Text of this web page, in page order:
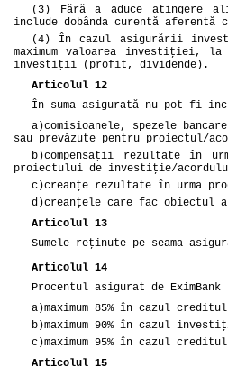
(3) Fără a aduce atingere
include dobânda curentă
(4) În cazul asigurării
maximum valoarea investiţiei,
investiţii (profit, dividende).
Articolul 12
În suma asigurată nu pot fi
a)comisioanele, spezele
sau prevăzute pentru proiectul/
b)compensaţii rezultate în
proiectului de investiţie/
c)creanţe rezultate în urma
d)creanţele care fac obiectul
Articolul 13
Sumele reţinute pe seama
Articolul 14
Procentul asigurat de
a)maximum 85% în cazul
b)maximum 90% în cazul
c)maximum 95% în cazul
Articolul 15